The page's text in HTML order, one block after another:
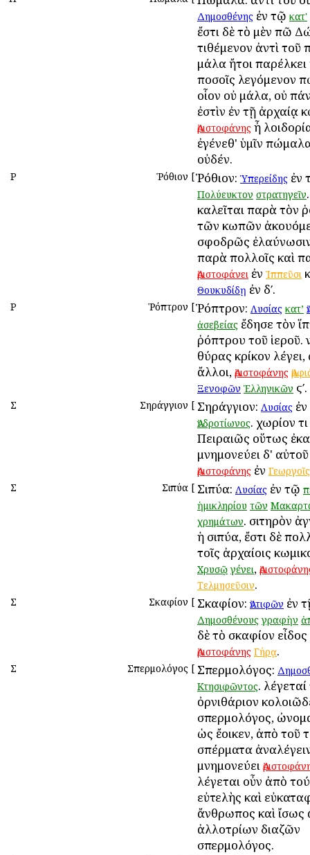
Δημοσθένης ἐν τῷ κατ'
ἔστι δὲ τὸ μὲν πῶ
τιθέμενον ἀντὶ τοῦ
μάλα ἤτοι παρέλκει
ποσοῖς λεγόμενον
οἷον οὐ μάλα, οὐ
ἐστὶν ἐν τῇ ἀρχαίᾳ
Ἀριστοφάνης ἦ
ἐγένεθ' ὑμῖν
οὐδέν.
Ρ Ῥόθιον [ Ῥόθιον: Ὑπερείδης ἐν
Πολύευκτον στρατηγεῖν
καλεῖται παρὰ τὸν
τῶν κωπῶν
σφοδρῶς
παρὰ πολλοῖς καὶ
Ἀριστοφάνει ἐν Ἱππεῦσι
Θουκυδίδῃ ἐν δʹ.
Ρ Ῥόπτρον [ Ῥόπτρον: Λυσίας κατ’
ἀσεβείας ἔδησε τὸν
ῥόπτρου τοῦ ἱεροῦ.
θύρας κρίκον
ἄλλοι, Ἀριστοφάνης
Ξενοφῶν Ἑλληνικῶν ϛʹ.
Σ Σηράγγιον [ Σηράγγιον: Λυσίας
Ἀνδροτίωνος. χωρίον
Πειραιῶς οὕτως
μνημονεύει δ' αὐτοῦ
Ἀριστοφάνης ἐν Γεωργοῖς
Σ
Σιπύα [ Σιπύα: Λυσίας ἐν τῷ
ἡμικληρίου τῶν
χρημάτων. σιτηρὸν
ἡ σιπύα, ἔστι δὲ
τοῖς ἀρχαίοις
Χρυσῷ γένει,
Τελμησεῦσιν.
Σ Σκαφίον [ Σκαφίον:Ἀντιφῶν ἐν
Δημοσθένους γραφὴν
δὲ τὸ σκαφίον
Ἀριστοφάνης Γήρᾳ.
Σ Σπερμολόγος [ Σπερμολόγος:
Κτησιφῶντος. λέγεταί
ὀρνιθάριον
σπερμολόγος,
ὡς ἔοικεν, ἀπὸ τοῦ
σπέρματα
μνημονεύει
λέγεται οὖν ἀπὸ
εὐτελὴς καὶ
ἄνθρωπος καὶ
ἀλλοτρίων διαζῶν
σπερμολόγος.